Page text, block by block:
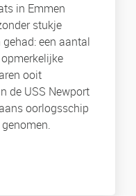
in Emmen
stukje
een aantal
ooit
de USS Newport
oorlogsschip